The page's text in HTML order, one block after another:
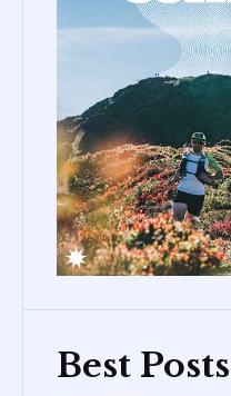
Best Posts